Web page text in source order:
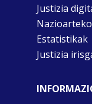
Justizia
Estatistikak
Justizia